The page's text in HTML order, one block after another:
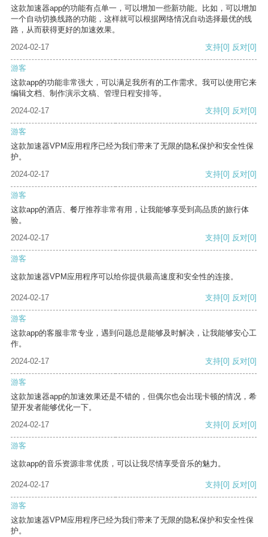
这款加速器app的功能有点单一，可以增加一些新功能。比如，可以增加
一个自动切换线路的功能，这样就可以根据网络情况自动选择最优的线
路，从而获得更好的加速效果。
2024-02-17
支持[0] 反对[0]
游客
这款app的功能非常强大，可以满足我所有的工作需求。我可以使用它来
编辑文档、制作演示文稿、管理日程安排等。
2024-02-17
支持[0] 反对[0]
游客
这款加速器VPM应用程序已经为我们带来了无限的隐私保护和安全性保
护。
2024-02-17
支持[0] 反对[0]
游客
这款app的酒店、餐厅推荐非常有用，让我能够享受到高品质的旅行体
验。
2024-02-17
支持[0] 反对[0]
游客
这款加速器VPM应用程序可以给你提供最高速度和安全性的连接。
2024-02-17 支持[0] 反对[0]
游客
这款app的客服非常专业，遇到问题总是能够及时解决，让我能够安心工
作。
2024-02-17
支持[0] 反对[0]
游客
这款加速器app的加速效果还是不错的，但偶尔也会出现卡顿的情况，希
望开发者能够优化一下。
2024-02-17
支持[0] 反对[0]
游客
这款app的音乐资源非常优质，可以让我尽情享受音乐的魅力。
2024-02-17 支持[0] 反对[0]
游客
这款加速器VPM应用程序已经为我们带来了无限的隐私保护和安全性保
护。